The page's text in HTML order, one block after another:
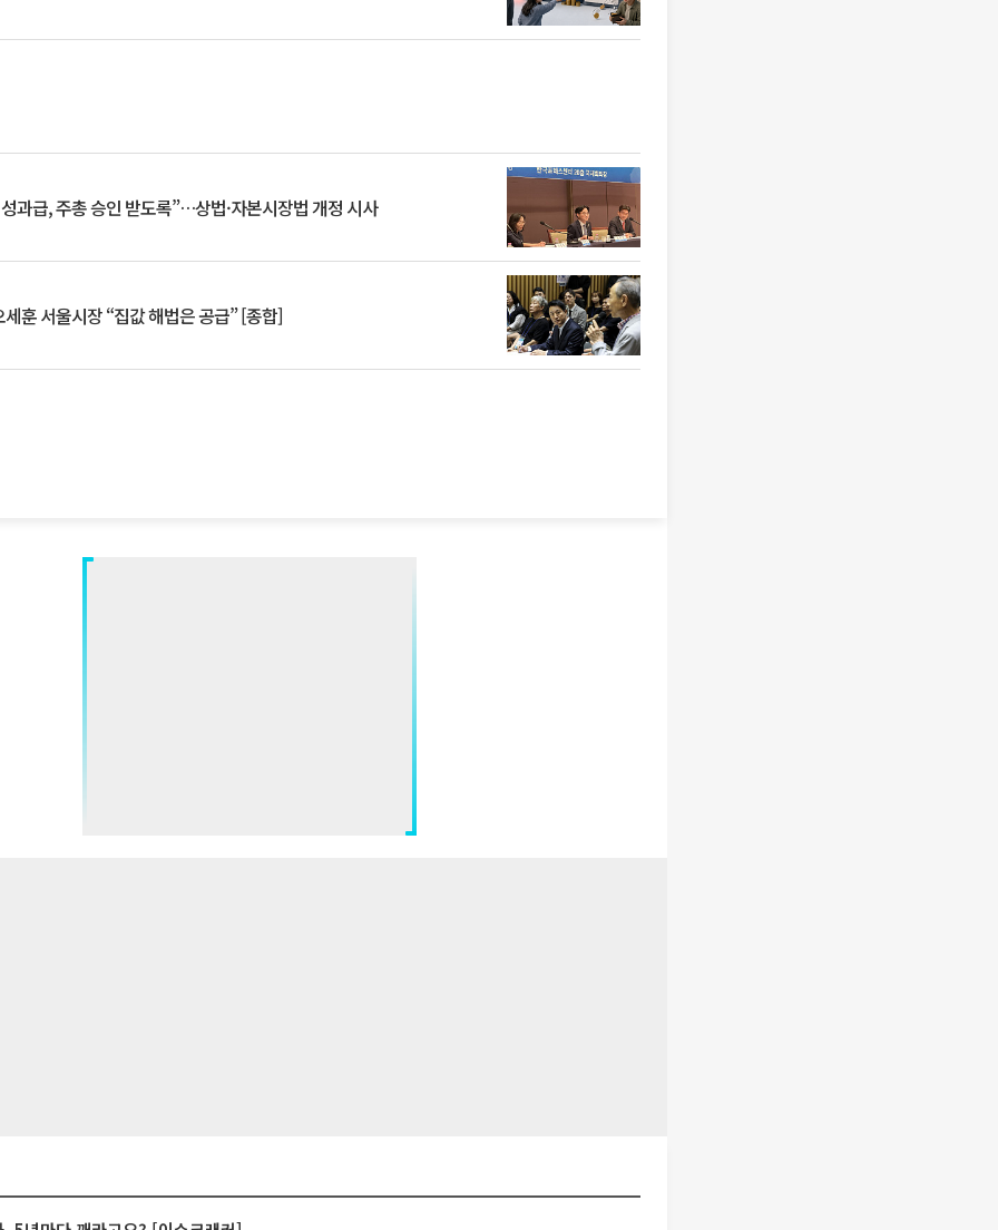
과급, 주총 승인 받도록”…상법·자본시장법 개정 시사
훈 서울시장 “집값 해법은 공급” [종합]